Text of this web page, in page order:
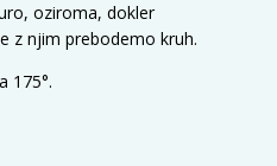
oziroma, dokler
z njim prebodemo kruh.
175°.